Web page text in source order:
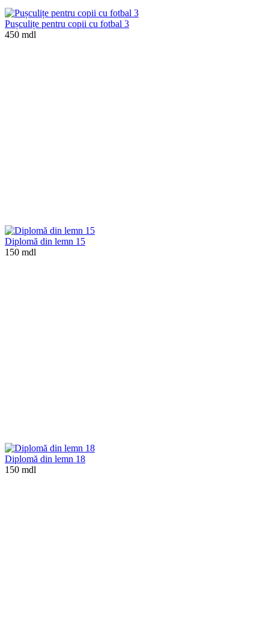
Pușculițe pentru copii cu fotbal 3
450 mdl
Diplomă din lemn 15
150 mdl
Diplomă din lemn 18
150 mdl